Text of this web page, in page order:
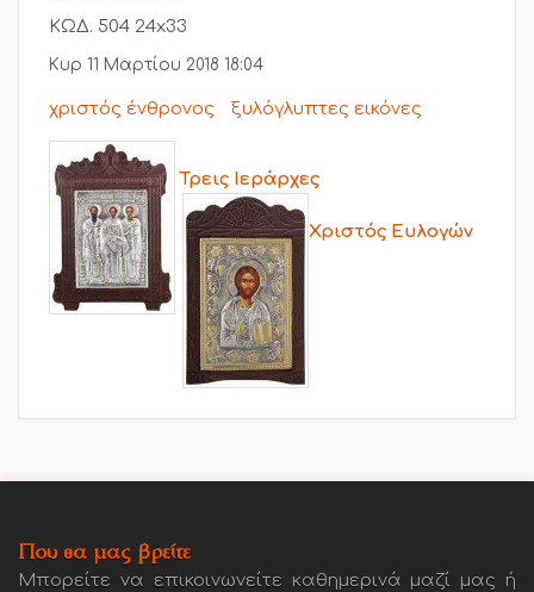
ΚΩΔ. 504 24x33
Κυρ 11 Μαρτίου 2018 18:04
χριστός ένθρονος ξυλόγλυπτες εικόνες
Τρεις Ιεράρχες
Χριστός Ευλογών
Που θα μας βρείτε
Μπορείτε να επικοινωνείτε καθημερινά μαζί μας ή